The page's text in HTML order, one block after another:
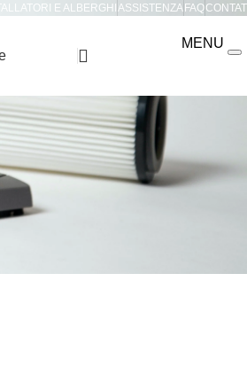
E ALBERGHI ASSISTENZA FAQ
MENU